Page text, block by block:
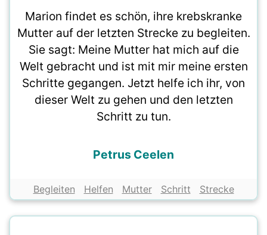
Marion findet es schön, ihre krebskranke
Mutter auf der letzten Strecke zu begleiten.
Sie sagt: Meine Mutter hat mich auf die
Welt gebracht und ist mit mir meine ersten
Schritte gegangen. Jetzt helfe ich ihr, von
dieser Welt zu gehen und den letzten
Schritt zu tun.
Petrus Ceelen
Begleiten Helfen Mutter Schritt Strecke